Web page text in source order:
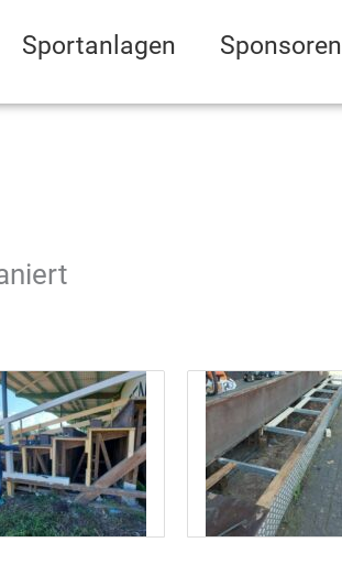
Sportanlagen Sponsoren